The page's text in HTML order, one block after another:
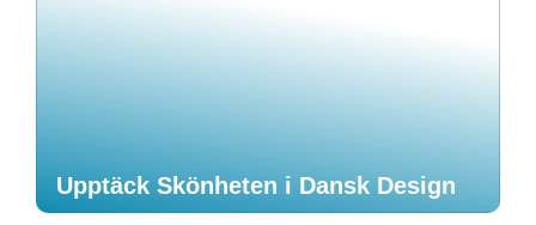
Upptäck Skönheten i Dansk Design